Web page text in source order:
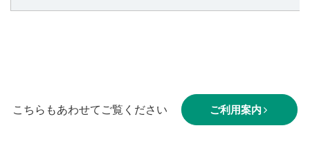
こちらもあわせてご覧ください ご利用案内